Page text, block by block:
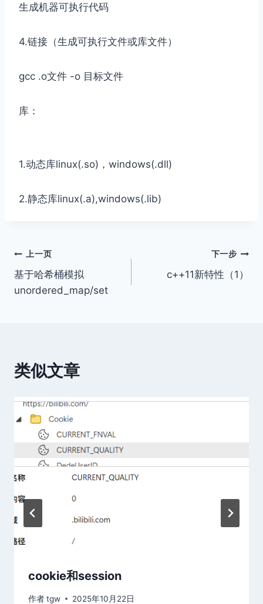
生成机器可执行代码
4.链接（生成可执行文件或库文件）
gcc .o文件 -o 目标文件
库：
1.动态库linux(.so)，windows(.dll)
2.静态库linux(.a),windows(.lib)
文
章
上一页
基于哈希桶模拟
unordered_map/set
下一步
c++11新特性（1）
类似文章
cookie和session
作者tgw 2025年10月22日